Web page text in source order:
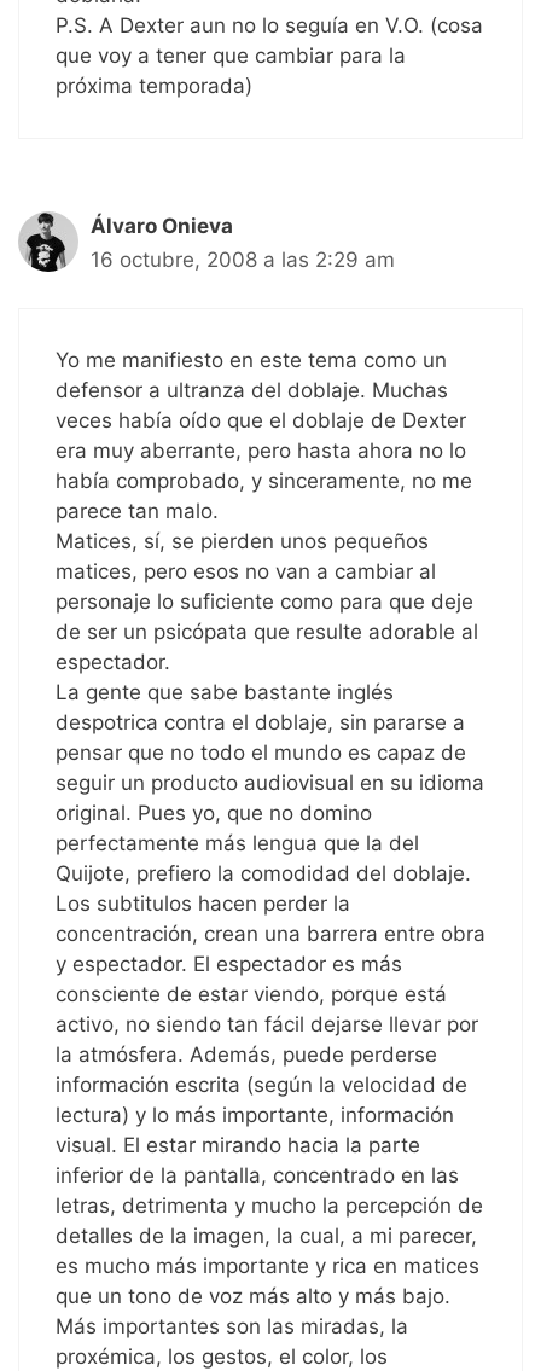
P.S. A Dexter aun no lo seguía en V.O. (cosa
que voy a tener que cambiar para la
próxima temporada)
Álvaro Onieva
16 octubre, 2008 a las 2:29 am
Yo me manifiesto en este tema como un
defensor a ultranza del doblaje. Muchas
veces había oído que el doblaje de Dexter
era muy aberrante, pero hasta ahora no lo
había comprobado, y sinceramente, no me
parece tan malo.
Matices, sí, se pierden unos pequeños
matices, pero esos no van a cambiar al
personaje lo suficiente como para que deje
de ser un psicópata que resulte adorable al
espectador.
La gente que sabe bastante inglés
despotrica contra el doblaje, sin pararse a
pensar que no todo el mundo es capaz de
seguir un producto audiovisual en su idioma
original. Pues yo, que no domino
perfectamente más lengua que la del
Quijote, prefiero la comodidad del doblaje.
Los subtitulos hacen perder la
concentración, crean una barrera entre obra
y espectador. El espectador es más
consciente de estar viendo, porque está
activo, no siendo tan fácil dejarse llevar por
la atmósfera. Además, puede perderse
información escrita (según la velocidad de
lectura) y lo más importante, información
visual. El estar mirando hacia la parte
inferior de la pantalla, concentrado en las
letras, detrimenta y mucho la percepción de
detalles de la imagen, la cual, a mi parecer,
es mucho más importante y rica en matices
que un tono de voz más alto y más bajo.
Más importantes son las miradas, la
proxémica, los gestos, el color, los